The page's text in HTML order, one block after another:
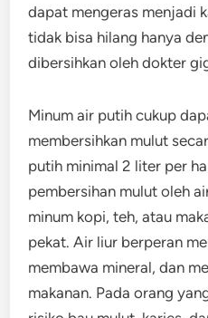
dapat mengeras menjadi
tidak bisa hilang hanya
dibersihkan oleh dokter
Minum air putih cukup
membersihkan mulut
putih minimal 2 liter per
pembersihan mulut oleh
minum kopi, teh, atau
pekat. Air liur berperan
membawa mineral, dan
makanan. Pada orang